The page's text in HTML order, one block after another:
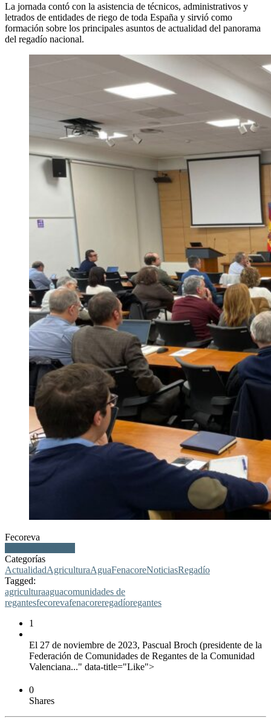
La jornada contó con la asistencia de técnicos, administrativos y
letrados de entidades de riego de toda España y sirvió como
formación sobre los principales asuntos de actualidad del panorama
del regadío nacional.
Fecoreva
Categorías
ActualidadAgriculturaAguaFenacoreNoticiasRegadío
Tagged:
agriculturaaguacomunidades de
regantesfecorevafenacoreregadíoregantes
1
El 27 de noviembre de 2023, Pascual Broch (presidente de la
Federación de Comunidades de Regantes de la Comunidad
Valenciana..." data-title="Like">
0
Shares